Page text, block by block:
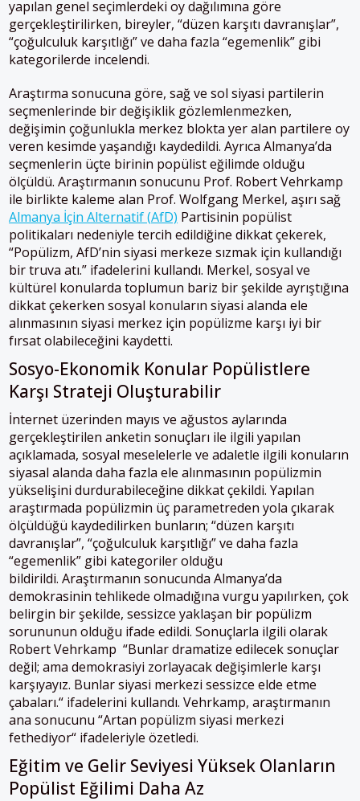
yapılan genel seçimlerdeki oy dağılımına göre
gerçekleştirilirken, bireyler, “düzen karşıtı davranışlar”,
“çoğulculuk karşıtlığı” ve daha fazla “egemenlik” gibi
kategorilerde incelendi.
Araştırma sonucuna göre, sağ ve sol siyasi partilerin
seçmenlerinde bir değişiklik gözlemlenmezken,
değişimin çoğunlukla merkez blokta yer alan partilere oy
veren kesimde yaşandığı kaydedildi. Ayrıca Almanya’da
seçmenlerin üçte birinin popülist eğilimde olduğu
ölçüldü. Araştırmanın sonucunu Prof. Robert Vehrkamp
ile birlikte kaleme alan Prof. Wolfgang Merkel, aşırı sağ
Almanya İçin Alternatif (AfD) Partisinin popülist
politikaları nedeniyle tercih edildiğine dikkat çekerek,
“Popülizm, AfD’nin siyasi merkeze sızmak için kullandığı
bir truva atı.” ifadelerini kullandı. Merkel, sosyal ve
kültürel konularda toplumun bariz bir şekilde ayrıştığına
dikkat çekerken sosyal konuların siyasi alanda ele
alınmasının siyasi merkez için popülizme karşı iyi bir
fırsat olabileceğini kaydetti.
Sosyo-Ekonomik Konular Popülistlere
Karşı Strateji Oluşturabilir
İnternet üzerinden mayıs ve ağustos aylarında
gerçekleştirilen anketin sonuçları ile ilgili yapılan
açıklamada, sosyal meselelerle ve adaletle ilgili konuların
siyasal alanda daha fazla ele alınmasının popülizmin
yükselişini durdurabileceğine dikkat çekildi. Yapılan
araştırmada popülizmin üç parametreden yola çıkarak
ölçüldüğü kaydedilirken bunların; “düzen karşıtı
davranışlar”, “çoğulculuk karşıtlığı” ve daha fazla
“egemenlik” gibi kategoriler olduğu
bildirildi. Araştırmanın sonucunda Almanya’da
demokrasinin tehlikede olmadığına vurgu yapılırken, çok
belirgin bir şekilde, sessizce yaklaşan bir popülizm
sorununun olduğu ifade edildi. Sonuçlarla ilgili olarak
Robert Vehrkamp “Bunlar dramatize edilecek sonuçlar
değil; ama demokrasiyi zorlayacak değişimlerle karşı
karşıyayız. Bunlar siyasi merkezi sessizce elde etme
çabaları.“ ifadelerini kullandı. Vehrkamp, araştırmanın
ana sonucunu “Artan popülizm siyasi merkezi
fethediyor“ ifadeleriyle özetledi.
Eğitim ve Gelir Seviyesi Yüksek Olanların
Popülist Eğilimi Daha Az